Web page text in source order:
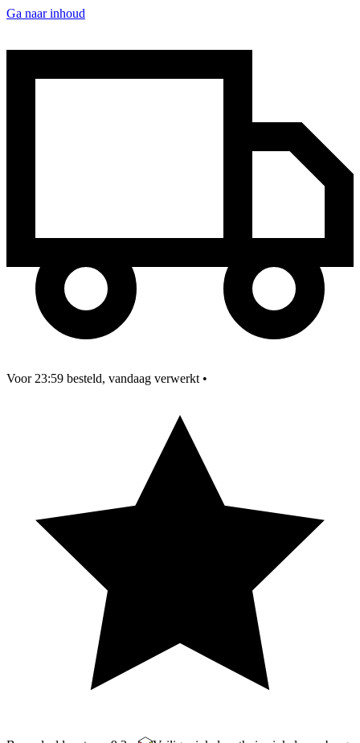
Ga naar inhoud
Voor 23:59 besteld, vandaag verwerkt •